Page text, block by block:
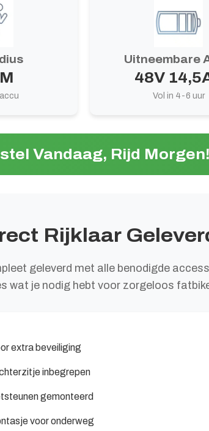
Uitneembare
48V
Vol in 4-6 uur
Vandaag, Rijd Morgen!
Rijklaar
geleverd met alle benodigde
wat je nodig hebt voor zorgeloos
extra beveiliging
inbegrepen
gemonteerd
voor onderweg